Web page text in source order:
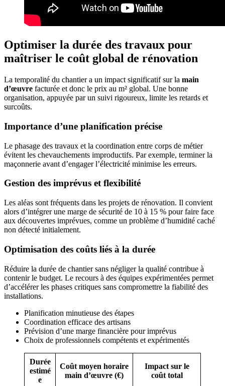
Optimiser la durée des travaux pour
maîtriser le coût global de rénovation
La temporalité du chantier a un impact significatif sur la main
d’œuvre facturée et donc le prix au m² global. Une bonne
organisation, appuyée par un suivi rigoureux, limite les retards et
surcoûts.
Importance d’une planification précise
Le phasage des travaux et la coordination entre corps de métier
évitent les chevauchements improductifs. Par exemple, terminer la
maçonnerie avant d’engager l’électricité minimise les erreurs.
Gestion des imprévus et flexibilité
Les aléas sont fréquents dans les projets de rénovation. Il convient
alors d’intégrer une marge de sécurité de 10 à 15 % pour faire face
aux découvertes imprévues, comme un problème d’humidité caché
non détecté initialement.
Optimisation des coûts liés à la durée
Réduire la durée de chantier sans négliger la qualité contribue à
contenir le budget. Le recours à des équipes expérimentées permet
d’accélérer les phases critiques sans compromettre la fiabilité des
installations.
Planification minutieuse des étapes
Coordination efficace des artisans
Prévision d’une marge financière pour imprévus
Choix de professionnels compétents et expérimentés
Durée
estimé
e
Coût moyen horaire
main d’œuvre (€)
Impact sur le
coût total